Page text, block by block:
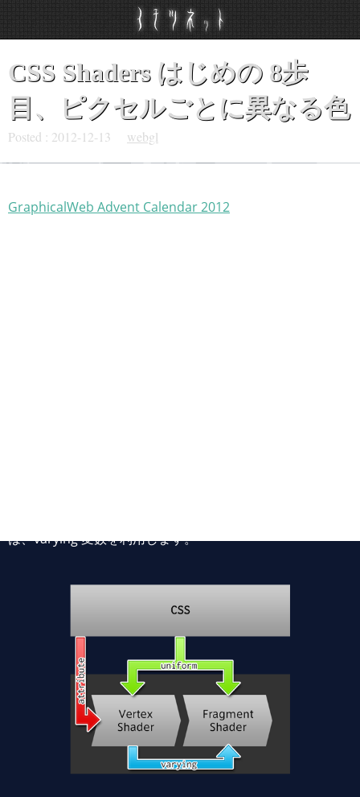
CSS Shaders はじめの 8歩
目、ピクセルごとに異なる色
Posted : 2012-12-13 webgl
GraphicalWeb Advent Calendar 2012
は、varying 変数を利用します。